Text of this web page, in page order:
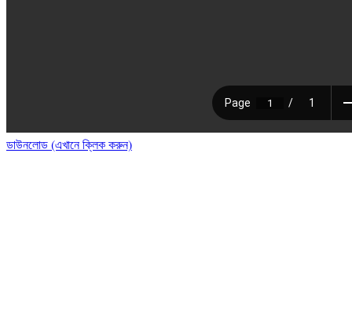
ডাউনলোড (এখানে ক্লিক করুন)